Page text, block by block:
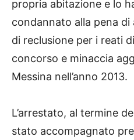
propria abitazione e lo
condannato alla pena di
di reclusione per i reati
concorso e minaccia
Messina nell’anno 2013.
L’arrestato, al termine
stato accompagnato